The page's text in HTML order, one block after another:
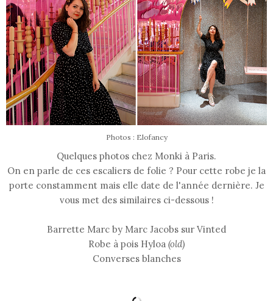
Photos : Elofancy
Quelques photos chez Monki à Paris.
On en parle de ces escaliers de folie ? Pour cette robe je la
porte constamment mais elle date de l'année dernière. Je
vous met des similaires ci-dessous !
Barrette Marc by Marc Jacobs sur Vinted
Robe à pois Hyloa (old)
Converses blanches